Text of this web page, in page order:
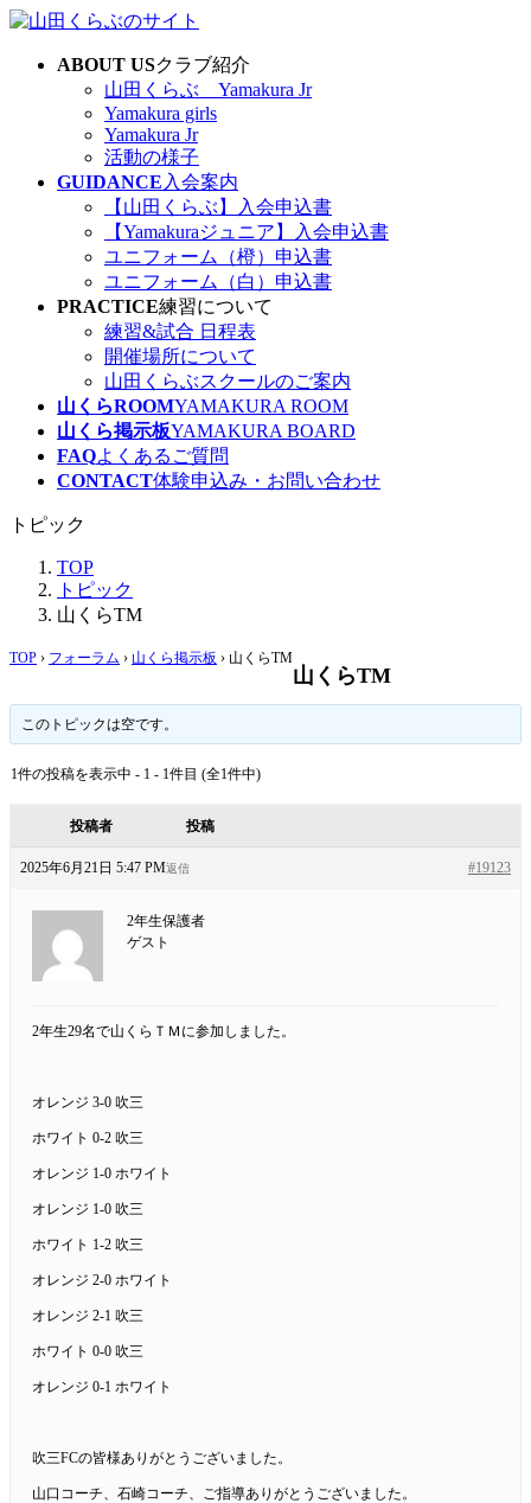
コ
ナ
ABOUT USクラブ紹介
山田くらぶ Yamakura Jr
Yamakura girls
Yamakura Jr
活動の様子
GUIDANCE 入会案内
【山田くらぶ】入会申込書
【Yamakuraジュニア】入会申込書
ユニフォーム（橙）申込書
ユニフォーム（白）申込書
PRACTICE練習について
練習&試合 日程表
開催場所について
山田くらぶスクールのご案内
山くらROOMYAMAKURA ROOM
山くら掲示板YAMAKURA BOARD
FAQよくあるご質問
CONTACT体験申込み・お問い合わせ
トピック
TOP
トピック
山くらTM
TOP › フォーラム › 山くら掲示板 › 山くらTM
山くらTM
このトピックは空です。
1件の投稿を表示中 - 1 - 1件目 (全1件中)
投稿者 投稿
2025年6月21日 5:47 PM #19123
返信
2年生保護者
ゲスト
2年生29名で山くらＴＭに参加しました。
オレンジ 3-0 吹三
ホワイト 0-2 吹三
オレンジ 1-0 ホワイト
オレンジ 1-0 吹三
ホワイト 1-2 吹三
オレンジ 2-0 ホワイト
オレンジ 2-1 吹三
ホワイト 0-0 吹三
オレンジ 0-1 ホワイト
吹三FCの皆様ありがとうございました。
山口コーチ、石崎コーチ、ご指導ありがとうございました。